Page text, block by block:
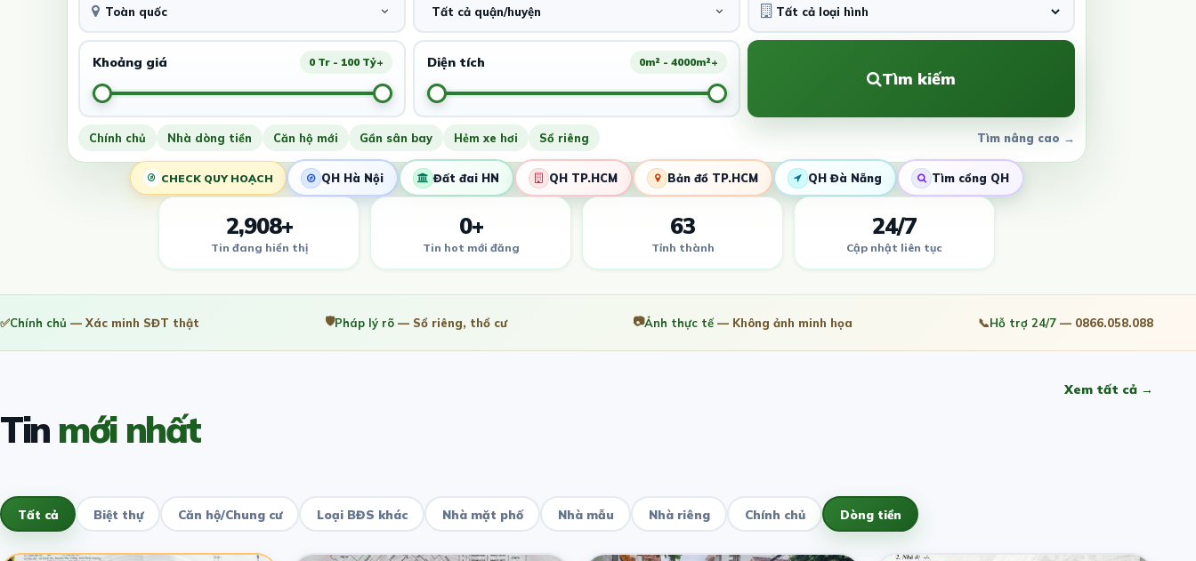
Toàn quốc Tất cả quận/huyện
Khoảng giá 0 Tr - 100 Tỷ+ Diện tích 0m² - 4000m²+
Tìm kiếm
Chính chủ Nhà dòng tiền Căn hộ mới Gần sân bay Hẻm xe hơi Sổ riêng Tìm nâng cao →
CHECK QUY HOẠCH QH Hà Nội Đất đai HN QH TP.HCM Bản đồ TP.HCM QH Đà Nẵng Tìm cổng QH
2,908+
Tin đang hiển thị
0+
Tin hot mới đăng
63
Tỉnh thành
24/7
Cập nhật liên tục
✅Chính chủ — Xác minh SĐT thật 🛡️Pháp lý rõ — Sổ riêng, thổ cư 📷Ảnh thực tế— Không ảnh minh họa 📞Hỗ trợ 24/7 — 0866.058.088
Tinmới nhất
Xem tất cả →
Tất cả Biệt thự Căn hộ/Chung cư Loại BĐS khác Nhà mặt phố Nhà mẫu Nhà riêng Chính chủ Dòng tiền